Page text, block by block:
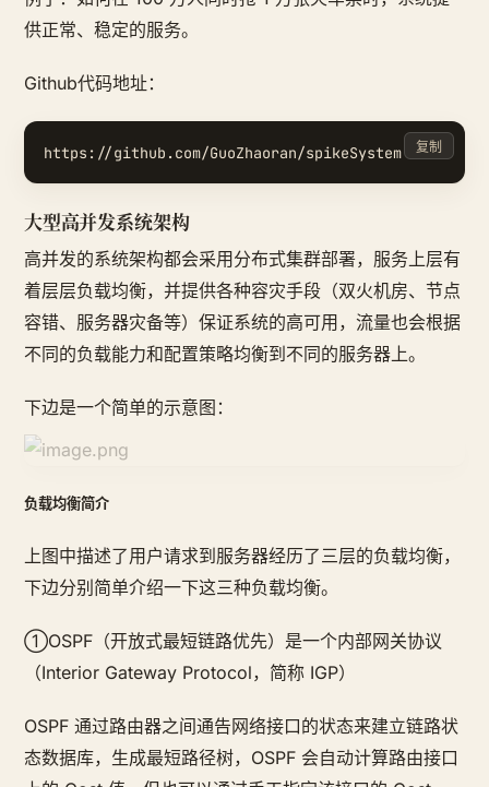
供正常、稳定的服务。
Github代码地址：
复制
大型高并发系统架构
高并发的系统架构都会采用分布式集群部署，服务上层有
着层层负载均衡，并提供各种容灾手段（双火机房、节点
容错、服务器灾备等）保证系统的高可用，流量也会根据
不同的负载能力和配置策略均衡到不同的服务器上。
下边是一个简单的示意图：
负载均衡简介
上图中描述了用户请求到服务器经历了三层的负载均衡，
下边分别简单介绍一下这三种负载均衡。
①OSPF（开放式最短链路优先）是一个内部网关协议
（Interior Gateway Protocol，简称 IGP）
OSPF 通过路由器之间通告网络接口的状态来建立链路状
态数据库，生成最短路径树，OSPF 会自动计算路由接口